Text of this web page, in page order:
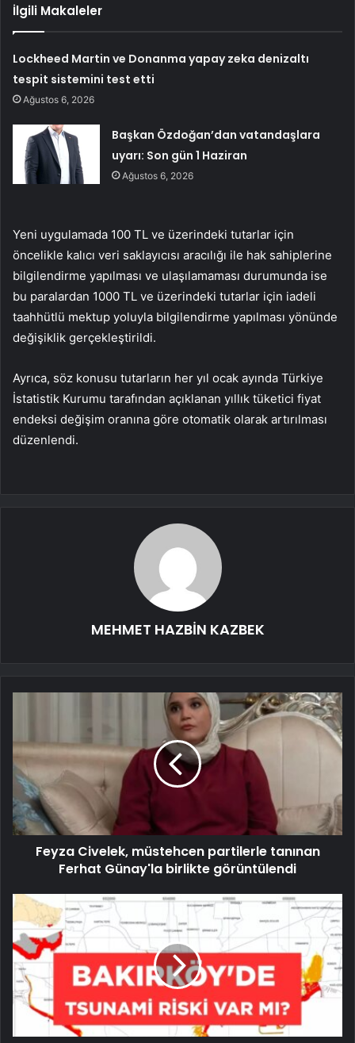
İlgili Makaleler
Lockheed Martin ve Donanma yapay zeka denizaltı
tespit sistemini test etti
Ağustos 6, 2026
Başkan Özdoğan’dan vatandaşlara
uyarı: Son gün 1 Haziran
Ağustos 6, 2026
Yeni uygulamada 100 TL ve üzerindeki tutarlar için
öncelikle kalıcı veri saklayıcısı aracılığı ile hak sahiplerine
bilgilendirme yapılması ve ulaşılamaması durumunda ise
bu paralardan 1000 TL ve üzerindeki tutarlar için iadeli
taahhütlü mektup yoluyla bilgilendirme yapılması yönünde
değişiklik gerçekleştirildi.
Ayrıca, söz konusu tutarların her yıl ocak ayında Türkiye
İstatistik Kurumu tarafından açıklanan yıllık tüketici fiyat
endeksi değişim oranına göre otomatik olarak artırılması
düzenlendi.
MEHMET HAZBİN KAZBEK
Feyza Civelek, müstehcen partilerle tanınan
Ferhat Günay'la birlikte görüntülendi